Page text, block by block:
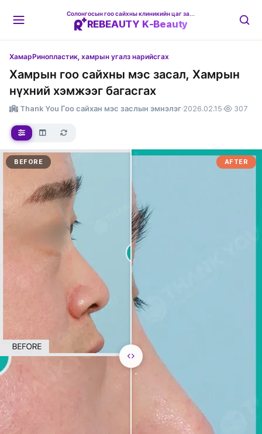
REBEAUTY K-Beauty
ХамарРинопластик, хамрын угалз нарийсгах
Хамрын гоо сайхны мэс засал, Хамрын
нүхний хэмжээг багасгах
Thank You Гоо сайхан мэс заслын эмнэлэг·2026.02.15· 307
AFTER
BEFORE